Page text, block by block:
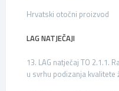
Hrvatski otočni proizvod
LAG NATJEČAJI
13. LAG natječaj TO 2.1.1.
u svrhu podizanja kvalitete